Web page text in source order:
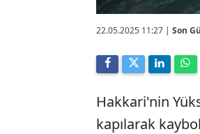
22.05.2025 11:27 | Son
Hakkari'nin
kapılarak